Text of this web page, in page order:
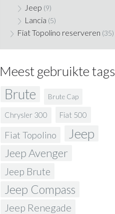
Jeep (9)
Lancia (5)
Fiat Topolino reserveren (35)
Meest gebruikte tags
Brute Brute Cap
Chrysler 300 Fiat 500
Fiat Topolino Jeep
Jeep Avenger
Jeep Brute
Jeep Compass
Jeep Renegade